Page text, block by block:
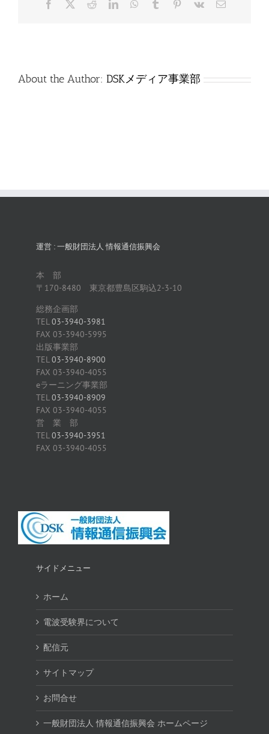
は
Facebook RedditLinkedInWhatsApp
Tumblr Pinterest
Vk
電
About the Author: DSKメディア事業部
運営 : 一般財団法人 情報通信振興会
本 部
〒170-8480 東京都豊島区駒込2-3-10
総務企画部
TEL03-3940-3981
FAX 03-3940-5995
出版事業部
TEL03-3940-8900
FAX 03-3940-4055
eラーニング事業部
TEL03-3940-8909
FAX 03-3940-4055
営 業 部
TEL03-3940-3951
FAX 03-3940-4055
サイドメニュー
ホーム
電波受験界について
配信元
サイトマップ
お問合せ
一般財団法人 情報通信振興会 ホームページ